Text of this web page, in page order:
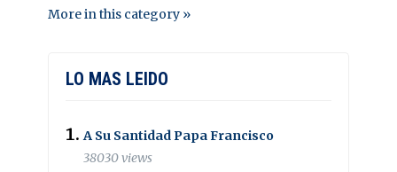
More in this category »
LO MAS LEIDO
A Su Santidad Papa Francisco
38030 views